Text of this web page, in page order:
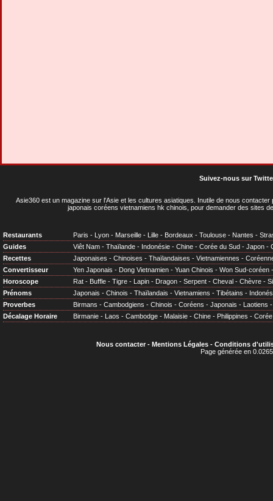
Suivez-nous sur
Asie360 est un magazine sur l'Asie et les cultures asiatiques . Inutile de nous
japonais coréens vietnamiens hk chinois, pour demander des sites
Restaurants Paris - Lyon - Marseille - Lille - Bordeaux - Toulouse - Nantes -
Guides
Viêt Nam - Thaïlande - Indonésie - Chine - Corée du Sud - Japon -
Recettes
Japonaises - Chinoises - Thaïlandaises - Vietnamiennes -
Convertisseur
Yen Japonais - Dong Vietnamien - Yuan Chinois - Won Sud-coréen
Horoscope
Rat - Buffle - Tigre - Lapin - Dragon - Serpent - Cheval - Chèvre -
Prénoms
Japonais - Chinois - Thaïlandais - Vietnamiens - Tibétains -
Proverbes
Birmans - Cambodgiens - Chinois - Coréens - Japonais - Laotiens
Décalage Horaire
Birmanie - Laos - Cambodge - Malaisie - Chine - Philippines - Corée
Nous contacter- Mentions Légales- Conditions
Page générée en